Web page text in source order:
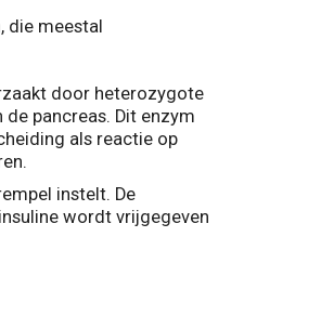
die meestal
door heterozygote
pancreas. Dit enzym
als reactie op
instelt. De
wordt vrijgegeven